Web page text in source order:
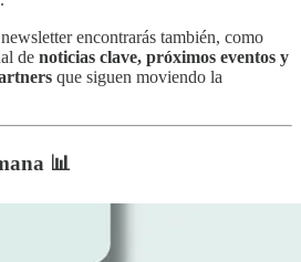
encontrarás también, como
de noticias clave, próximos eventos y
que siguen moviendo la
📊